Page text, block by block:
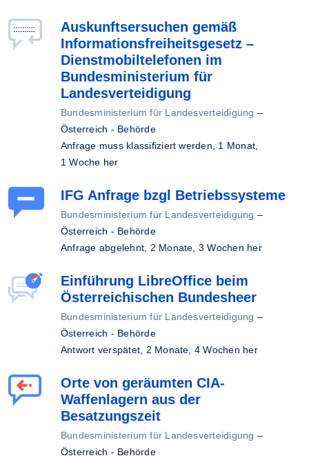
Auskunftsersuchen gemäß
Informationsfreiheitsgesetz –
Dienstmobiltelefonen im
Bundesministerium für
Landesverteidigung
Bundesministerium für Landesverteidigung –
Österreich - Behörde
Anfrage muss klassifiziert werden, 1 Monat,
1 Woche her
IFG Anfrage bzgl Betriebssysteme
Bundesministerium für Landesverteidigung –
Österreich - Behörde
Anfrage abgelehnt, 2 Monate, 3 Wochen her
Einführung LibreOffice beim
Österreichischen Bundesheer
Bundesministerium für Landesverteidigung –
Österreich - Behörde
Antwort verspätet, 2 Monate, 4 Wochen her
Orte von geräumten CIA-
Waffenlagern aus der
Besatzungszeit
Bundesministerium für Landesverteidigung –
Österreich - Behörde